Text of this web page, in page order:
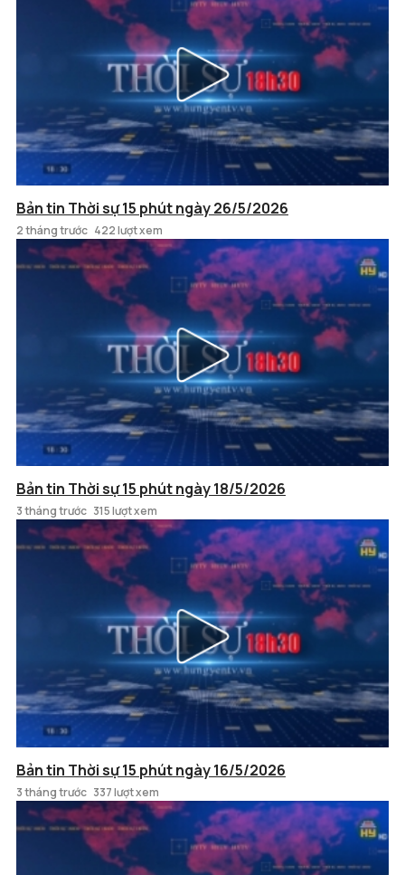
Bản tin Thời sự 15 phút ngày 26/5/2026
2 tháng trước 422 lượt xem
Bản tin Thời sự 15 phút ngày 18/5/2026
3 tháng trước 315 lượt xem
Bản tin Thời sự 15 phút ngày 16/5/2026
3 tháng trước 337 lượt xem